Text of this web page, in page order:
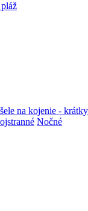
na kojenie - krátky
Nočné